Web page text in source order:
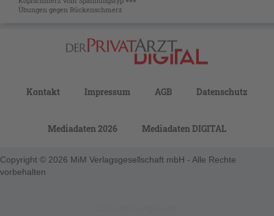
Übungen gegen Rückenschmerz
Kontakt Impressum AGB Datenschutz
Mediadaten 2026 Mediadaten DIGITAL
Copyright © 2026 MiM Verlagsgesellschaft mbH - Alle Rechte
vorbehalten